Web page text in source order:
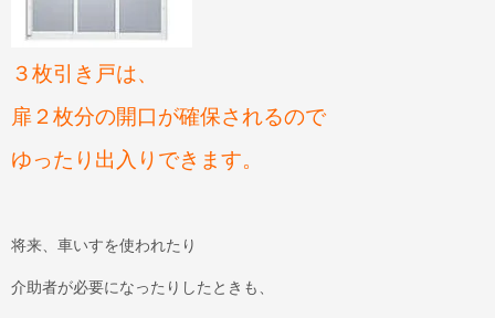
３枚引き戸は、
扉２枚分の開口が確保されるので
ゆったり出入りできます。
将来、車いすを使われたり
介助者が必要になったりしたときも、